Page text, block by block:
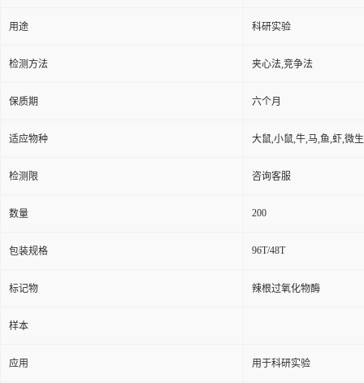
用途 科研实验
检测方法 夹心法,竞争法
保质期 六个月
适应物种 大鼠,小鼠,牛,马,鱼,虾,微
检测限 咨询客服
数量 200
包装规格 96T/48T
标记物 辣根过氧化物酶
样本
应用 用于科研实验